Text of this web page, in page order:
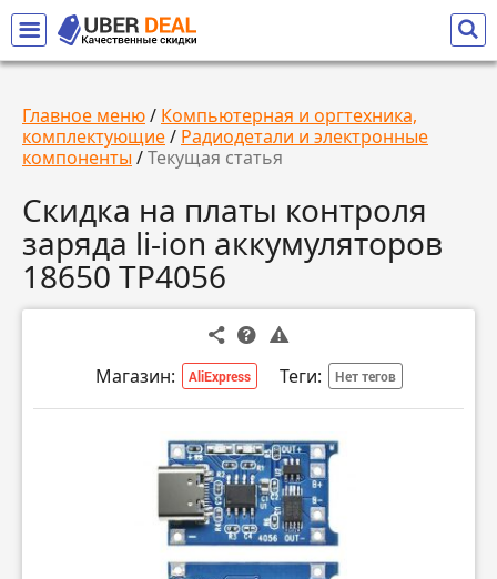
Главное меню/ Компьютерная и оргтехника,
комплектующие/ Радиодетали и электронные
компоненты /Текущая статья
Скидка на платы контроля
заряда li-ion аккумуляторов
18650 TP4056
Магазин: AliExpress Теги: Нет тегов